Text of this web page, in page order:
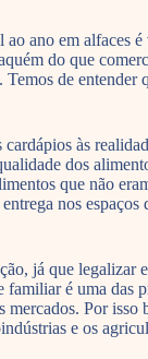
ano em alfaces
do que
de entender
às
dos
que não
nos
já que
é uma
Por
e os